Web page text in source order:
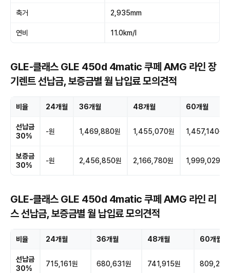
축거 2,935mm
연비 11.0km/l
GLE-클래스 GLE 450d 4matic 쿠페 AMG 라인 장
기렌트 선납금, 보증금별 월 납입료 모의견적
비율 24개월 36개월 48개월 60개월
선납금
30%
-원 1,469,880원 1,455,070원 1,457,140원
보증금
30%
-원 2,456,850원 2,166,780원 1,999,029원
GLE-클래스 GLE 450d 4matic 쿠페 AMG 라인 리
스 선납금, 보증금별 월 납입료 모의견적
비율 24개월 36개월 48개월 60개월
선납금
30%
715,161원 680,631원 741,915원 809,205